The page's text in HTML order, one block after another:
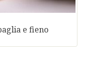
e fieno